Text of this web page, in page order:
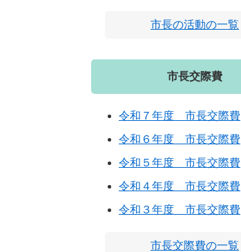
市長の活動の一覧
市長交際費
令和７年度 市長交際費
令和６年度 市長交際費
令和５年度 市長交際費
令和４年度 市長交際費
令和３年度 市長交際費
市長交際費の一覧